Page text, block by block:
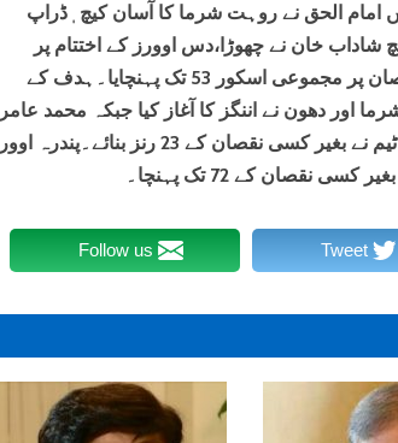
میں امام الحق نے روہت شرما کا آسان کیچ ٖڈراپ
شاداب خان نے چھوڑا،دس اوورز کے اختتام پر
بھارت کی ٹیم نے آسانی کے ساتھ بغیر کسی نقصان پر مجموعی اسکور 53 تک پہنچایا۔ہدف کے
دھون نے اننگز کا آغاز کیا جبکہ محمد عامر
نے پہلا اوور پھینکا، 5 اوور کے اختتام پر مخالف ٹیم نے بغیر کسی نقصان کے 23 رنز بنائے۔پندرہ اوور
نقصان کے 72 تک پہنچا۔
Tweet
Follow us